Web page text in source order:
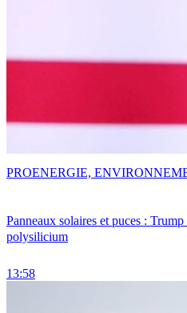
Panneaux solaires et puces :
polysilicium
13:58
PROENERGIE,